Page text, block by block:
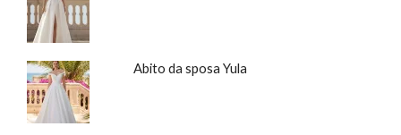
Abito da sposa Yula